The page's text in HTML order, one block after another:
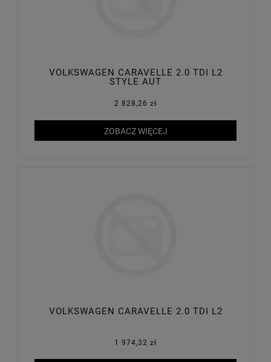
VOLKSWAGEN CARAVELLE 2.0 TDI L2
STYLE AUT
2 828,26 zł
ZOBACZ WIĘCEJ
VOLKSWAGEN CARAVELLE 2.0 TDI L2
1 974,32 zł